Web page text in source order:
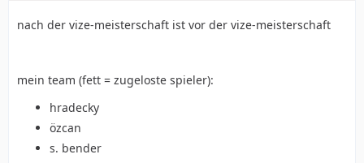
nach der vize-meisterschaft ist vor der vize-meisterschaft
mein team (fett = zugeloste spieler):
hradecky
özcan
s. bender